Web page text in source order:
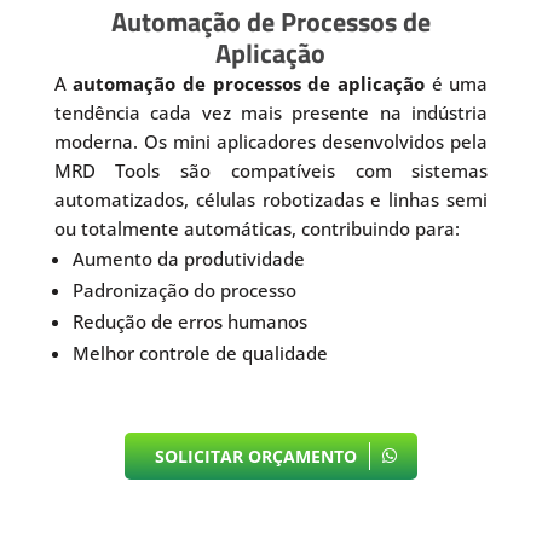
Automação de Processos de
Aplicação
Aautomação de processos de aplicaçãoé uma
tendência cada vez mais presente na indústria
moderna. Os mini aplicadores desenvolvidos pela
MRD Tools são compatíveis com sistemas
automatizados, células robotizadas e linhas semi
ou totalmente automáticas, contribuindo para:
Aumento da produtividade
Padronização do processo
Redução de erros humanos
Melhor controle de qualidade
SOLICITAR ORÇAMENTO